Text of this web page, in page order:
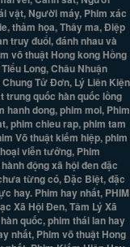
vật, Người máy, Phim xác
thảm họa, Thây ma, Điệp
truy đuổi, đánh nhau và
võ thuật Hong kong Hồng
Long, Châu Nhuận
Tử Đơn, Lý Liên Kiện
trung quốc hàn quốc lồng
dong, phim moi, Phim
phim chieu rap, phim tam
Võ thuật kiếm hiệp, phim
viễn tưởng, Phim
động xã hội đen đặc
từng có, Đặc Biệt, đặc
hay. Phim hay nhất, PHIM
Xã Hội Đen, Tâm Lý Xã
quốc, phim thái lan hay
nhất, Phim võ thuật Hong